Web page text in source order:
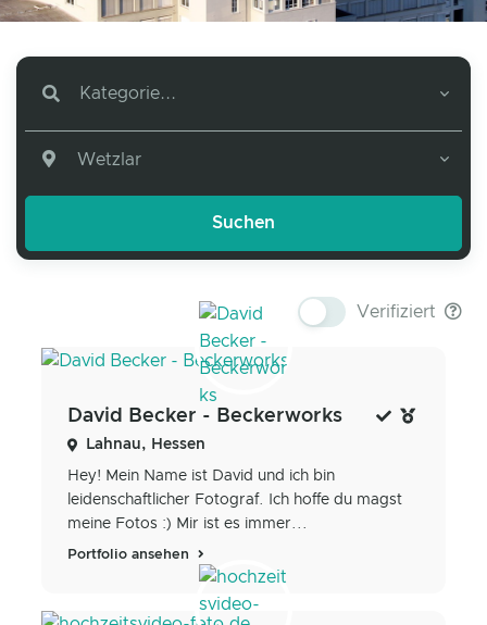
Kategorie...
Wetzlar
Verifiziert
David Becker - Beckerworks
Lahnau, Hessen
Hey! Mein Name ist David und ich bin
leidenschaftlicher Fotograf. Ich hoffe du magst
meine Fotos :) Mir ist es immer...
Portfolio ansehen